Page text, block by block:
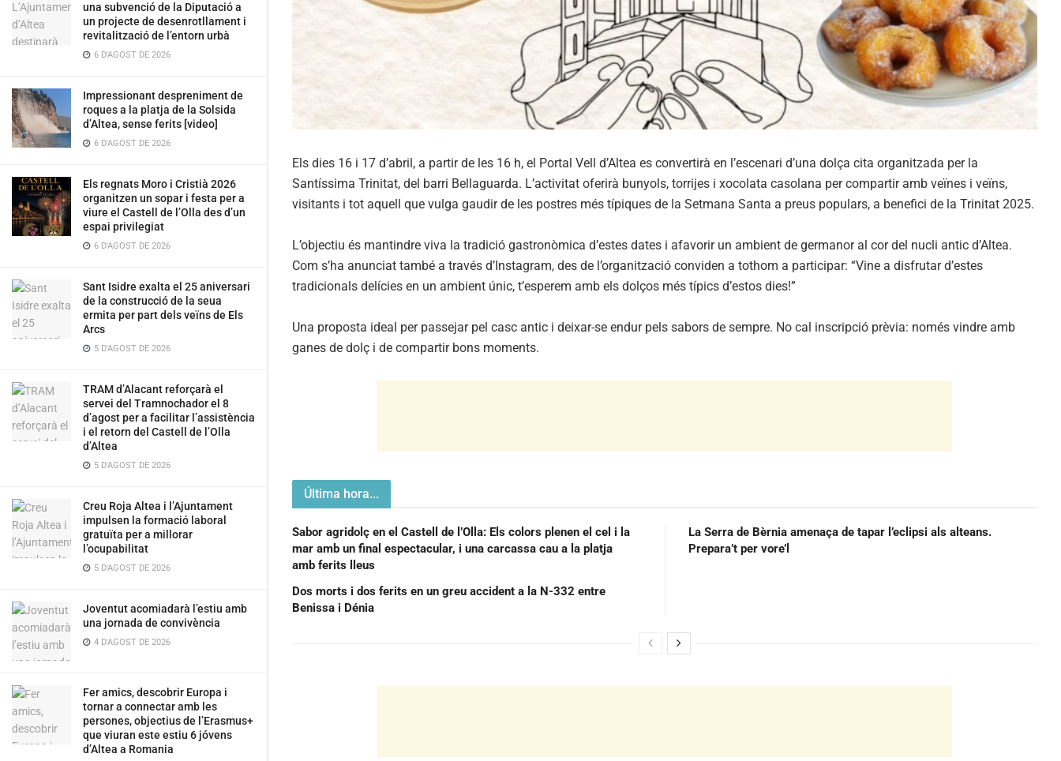
una subvenció de la Diputació a
un projecte de desenrotllament i
revitalització de l’entorn urbà
6 D'AGOST DE 2026
Impressionant despreniment de
roques a la platja de la Solsida
d’Altea, sense ferits [video]
6 D'AGOST DE 2026
Els regnats Moro i Cristià 2026
organitzen un sopar i festa per a
viure el Castell de l’Olla des d’un
espai privilegiat
6 D'AGOST DE 2026
Sant Isidre exalta el 25 aniversari
de la construcció de la seua
ermita per part dels veïns de Els
Arcs
5 D'AGOST DE 2026
TRAM d’Alacant reforçarà el
servei del Tramnochador el 8
d’agost per a facilitar l’assistència
i el retorn del Castell de l’Olla
d’Altea
5 D'AGOST DE 2026
Creu Roja Altea i l’Ajuntament
impulsen la formació laboral
gratuïta per a millorar
l’ocupabilitat
5 D'AGOST DE 2026
Joventut acomiadarà l’estiu amb
una jornada de convivència
4 D'AGOST DE 2026
Fer amics, descobrir Europa i
tornar a connectar amb les
persones, objectius de l’Erasmus+
que viuran este estiu 6 jóvens
d’Altea a Romania
Els dies 16 i 17 d’abril, a partir de les 16 h, el Portal Vell d’Altea es convertirà en l’escenari d’una dolça cita organitzada per la
Santíssima Trinitat, del barri Bellaguarda. L’activitat oferirà bunyols, torrijes i xocolata casolana per compartir amb veïnes i veïns,
visitants i tot aquell que vulga gaudir de les postres més típiques de la Setmana Santa a preus populars, a benefici de la Trinitat 2025.
L’objectiu és mantindre viva la tradició gastronòmica d’estes dates i afavorir un ambient de germanor al cor del nucli antic d’Altea.
Com s’ha anunciat també a través d’Instagram, des de l’organització conviden a tothom a participar: “Vine a disfrutar d’estes
tradicionals delícies en un ambient únic, t’esperem amb els dolços més típics d’estos dies!”
Una proposta ideal per passejar pel casc antic i deixar-se endur pels sabors de sempre. No cal inscripció prèvia: només vindre amb
ganes de dolç i de compartir bons moments.
Última hora...
Sabor agridolç en el Castell de l’Olla: Els colors plenen el cel i la
mar amb un final espectacular, i una carcassa cau a la platja
amb ferits lleus
Dos morts i dos ferits en un greu accident a la N-332 entre
Benissa i Dénia
La Serra de Bèrnia amenaça de tapar l’eclipsi als alteans.
Prepara’t per vore’l